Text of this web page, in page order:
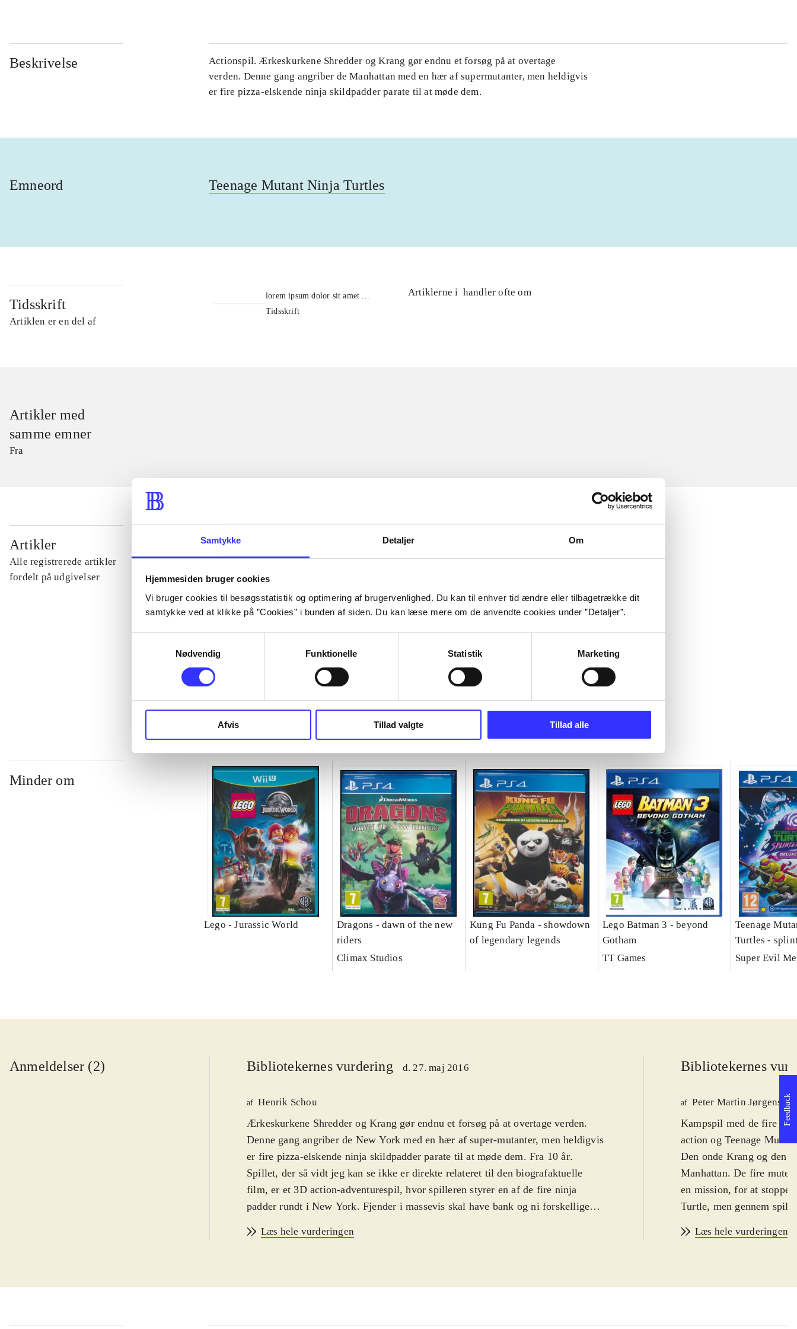
Samtykke Detaljer Om
Hjemmesiden bruger cookies
Vi bruger cookies til besøgsstatistik og optimering af brugervenlighed. Du kan til enhver tid ændre eller tilbagetrække dit
samtykke ved at klikke på ”Cookies” i bunden af siden. Du kan læse mere om de anvendte cookies under ”Detaljer”.
Nødvendig
Funktionelle Statistik Marketing
Afvis Tillad valgte Tillad alle
Beskrivelse
Actionspil. Ærkeskurkene Shredder og Krang gør endnu et forsøg på at overtage
verden. Denne gang angriber de Manhattan med en hær af supermutanter, men heldigvis
er fire pizza-elskende ninja skildpadder parate til at møde dem.
Emneord Teenage Mutant Ninja Turtles
Tidsskrift
Artiklen er en del af
lorem ipsum dolor sit amet ...
Tidsskrift
Artiklerne i handler ofte om
Artikler med
samme emner
Fra
Artikler
Alle registrerede artikler
fordelt på udgivelser
...
...
Minder om
Lego - Jurassic World
Dragons - dawn of the new
riders
Climax Studios
Kung Fu Panda - showdown
of legendary legends
Lego Batman 3 - beyond
Gotham
TT Games
Teenage
Turtles -
Super Evil
Anmeldelser (2) Bibliotekernes vurdering d. 27. maj 2016
af Henrik Schou
Ærkeskurkene Shredder og Krang gør endnu et forsøg på at overtage verden.
Denne gang angriber de New York med en hær af super-mutanter, men heldigvis
er fire pizza-elskende ninja skildpadder parate til at møde dem. Fra 10 år.
Spillet, der så vidt jeg kan se ikke er direkte relateret til den biografaktuelle
film, er et 3D action-adventurespil, hvor spilleren styrer en af de fire ninja
padder rundt i New York. Fjender i massevis skal have bank og ni forskellige
skifte mellem de fire ninjaer, der hver har deres specielle styrke, men ellers er
Fjenderne er uinspirerende og kun de ni bosskampe skiller sig ud. Spillet kan
for op til fire spillere til at forlænge levetiden. Omgivelserne i New York virker
Læs hele vurderingen
Bibliotekernes
af Peter Martin Jørgensen
Kampspil med de fire
action og Teenage
Den onde Krang og den
Manhattan. De fire
en mission, for at stoppe
Turtle, men gennem
afsluttes af en bossfight,
man point, der kan
og tekst, imellem
Læs hele vurderingen
Feedback